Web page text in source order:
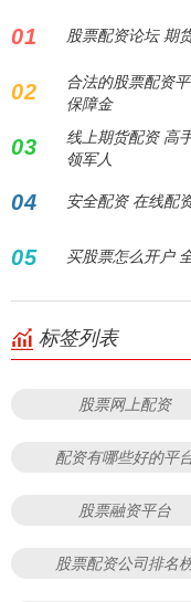
01 股票配资论坛 期
02
合法的股票配资
保障金
03
线上期货配资 高
领军人
04 安全配资
05
标签列表
股票网上配资
配资有哪些好的平
股票融资平台
股票配资公司排名